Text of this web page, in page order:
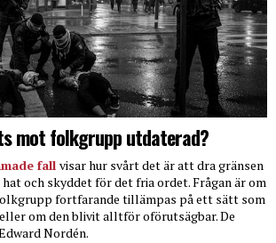
mot folkgrupp utdaterad?
fall visar hur svårt det är att dra gränsen
och skyddet för det fria ordet. Frågan är om
fortfarande tillämpas på ett sätt som
om den blivit alltför oförutsägbar. De
Nordén.